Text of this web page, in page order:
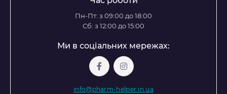
Пн-Пт: з 09:00 до 18:00
Сб: з 12:00 до 15:00
Ми в соціальних мережах:
info@pharm-helper.in.ua